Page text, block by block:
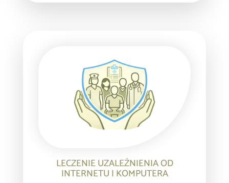
LECZENIE UZALEŻNIENIA OD
INTERNETU I KOMPUTERA